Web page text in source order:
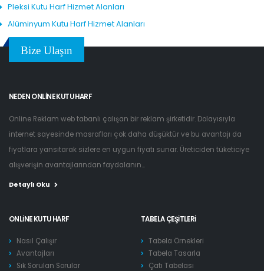
Pleksi Kutu Harf Hizmet Alanları
Alüminyum Kutu Harf Hizmet Alanları
Bize Ulaşın
NEDEN ONLINE KUTU HARF
Online Reklam web tabanlı çalışan bir reklam şirketidir. Dolayısıyla
internet sayesinde masrafları çok daha düşüktür ve bu avantajı da
fiyatlara yansıtarak sizlere en uygun fiyatı sunar. Üreticiden tüketiciye
alışverişin avantajlarından faydalanın...
Detaylı Oku
ONLINE KUTU HARF
Nasıl Çalışır
Avantajları
Sık Sorulan Sorular
TABELA ÇEŞITLERI
Tabela Örnekleri
Tabela Tasarla
Çatı Tabelası